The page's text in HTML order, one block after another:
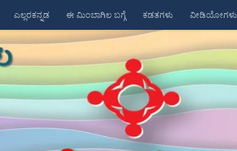
ಎಲ್ಲರಕನ್ನಡ ಈ ಮಿಂಬಾಗಿಲ ಬಗ್ಗೆ ಕಡತಗಳು ವೀಡಿಯೋಗಳು